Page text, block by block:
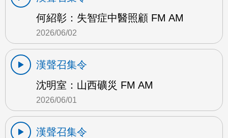
何紹彰：失智症中醫照顧 FM AM
2026/06/02
漢聲召集令
沈明室：山西礦災 FM AM
2026/06/01
漢聲召集令